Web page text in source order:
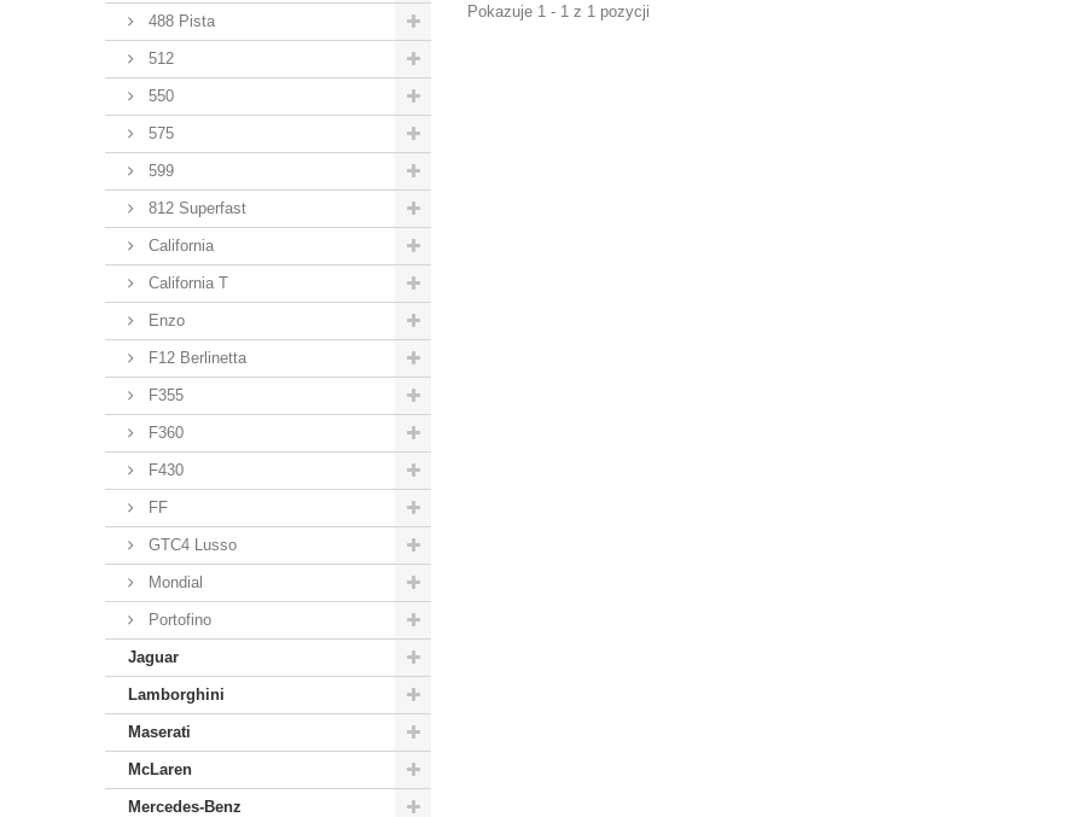
488 Pista
512
550
575
599
812 Superfast
California
California T
Enzo
F12 Berlinetta
F355
F360
F430
FF
GTC4 Lusso
Mondial
Portofino
Jaguar
Lamborghini
Maserati
McLaren
Mercedes-Benz
Pokazuje 1 - 1 z 1 pozycji